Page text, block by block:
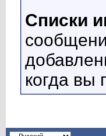
Списки
когда вы